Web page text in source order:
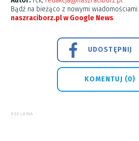
Bądź na bieżąco z nowymi wiadomościami.
naszraciborz.pl w Google News.
UDOSTĘPNIJ
KOMENTUJ (0)
REKLAMA